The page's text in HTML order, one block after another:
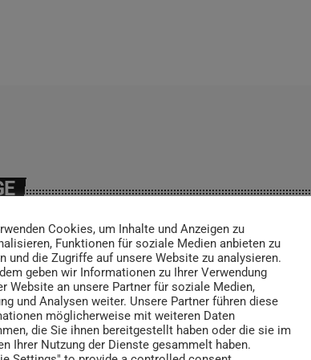
insert_link
Cookies, um Inhalte und Anzeigen zu
Funktionen für soziale Medien anbieten zu
und die Zugriffe auf unsere Website zu analysieren.
geben wir Informationen zu Ihrer Verwendung
Website an unsere Partner für soziale Medien,
und Analysen weiter. Unsere Partner führen diese
möglicherweise mit weiteren Daten
die Sie ihnen bereitgestellt haben oder die sie im
Ihrer Nutzung der Dienste gesammelt haben.